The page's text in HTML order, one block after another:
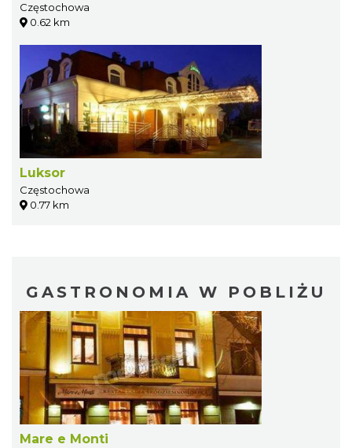
Częstochowa
0.62 km
Luksor
Częstochowa
0.77 km
GASTRONOMIA W POBLIŻU
Mare e Monti